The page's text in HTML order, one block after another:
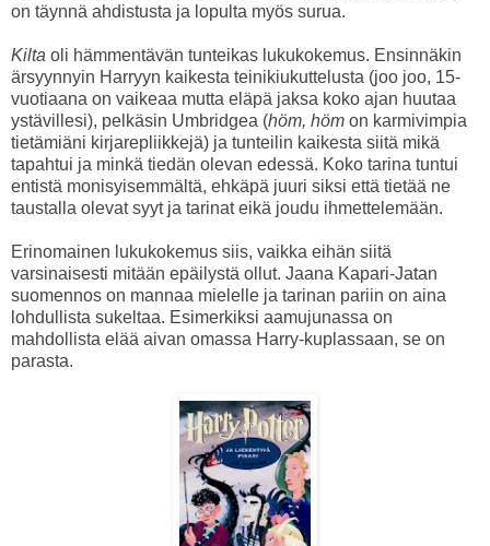
on täynnä ahdistusta ja lopulta myös surua.
Kilta oli hämmentävän tunteikas lukukokemus. Ensinnäkin
ärsyynnyin Harryyn kaikesta teinikiukuttelusta (joo joo, 15-
vuotiaana on vaikeaa mutta eläpä jaksa koko ajan huutaa
ystävillesi), pelkäsin Umbridgea (höm, höm on karmivimpia
tietämiäni kirjarepliikkejä) ja tunteilin kaikesta siitä mikä
tapahtui ja minkä tiedän olevan edessä. Koko tarina tuntui
entistä monisyisemmältä, ehkäpä juuri siksi että tietää ne
taustalla olevat syyt ja tarinat eikä joudu ihmettelemään.
Erinomainen lukukokemus siis, vaikka eihän siitä
varsinaisesti mitään epäilystä ollut. Jaana Kapari-Jatan
suomennos on mannaa mielelle ja tarinan pariin on aina
lohdullista sukeltaa. Esimerkiksi aamujunassa on
mahdollista elää aivan omassa Harry-kuplassaan, se on
parasta.